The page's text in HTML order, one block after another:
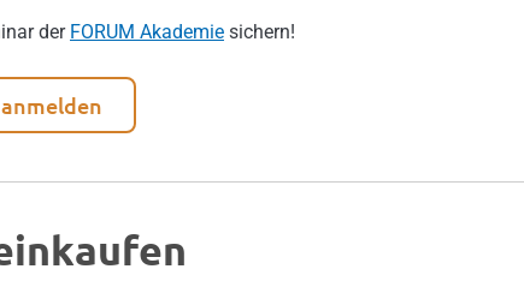
der FORUM Akademie sichern!